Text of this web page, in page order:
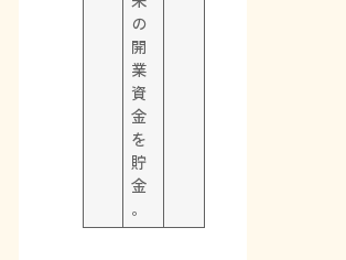
の
開
業
資
金
を
貯
金
。